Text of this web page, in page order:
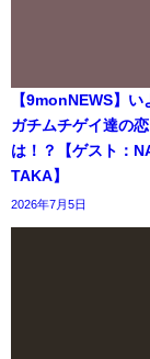
【9monNEWS】い
ガチムチゲイ達の
は！？【ゲスト：
TAKA】
2026年7月5日